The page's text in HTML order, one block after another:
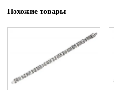
Похожие товары